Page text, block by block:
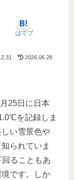
はてブ
2026.06.28
25日に日本
を記録しま
い雪景色や
られていま
ることもあ
です。しか